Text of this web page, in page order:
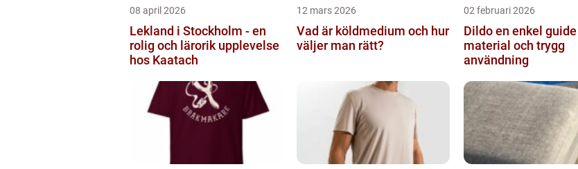
08 april 2026
Lekland i Stockholm - en
rolig och lärorik upplevelse
hos Kaatach
12 mars 2026
Vad är köldmedium och hur
väljer man rätt?
02 februari 2026
Dildo en enkel guide till val,
material och trygg
användning